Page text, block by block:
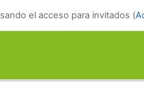
el acceso para invitados (